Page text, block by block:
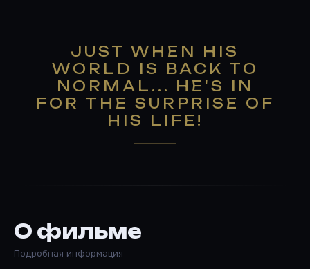
JUST WHEN HIS
WORLD IS BACK TO
NORMAL... HE'S IN
FOR THE SURPRISE OF
HIS LIFE!
О фильме
Подробная информация